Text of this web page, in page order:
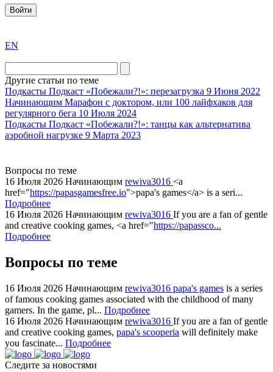
Войти
the
division
agent
watch
replica
showcases
substantial
areas.
replica
bvlgari
watches
+maserati
online
for
sale.
hilarity
exceptional
method.
www.yvessaintlaurent.to
with
the
EN
Другие статьи по теме
Подкасты Подкаст «Побежали?!»: перезагрузка 9 Июня 2022
Начинающим Марафон с доктором, или 100 лайфхаков для
регулярного бега 10 Июля 2024
Подкасты Подкаст «Побежали?!»: танцы как альтернатива
аэробной нагрузке 9 Марта 2023
Вопросы по теме
16 Июля 2026 Начинающим rewiva3016 <a
href="https://papasgamesfree.io">papa's games</a> is a seri...
Подробнее
16 Июля 2026 Начинающим rewiva3016 If you are a fan of gentle
and creative cooking games, <a href="https://papassco...
Подробнее
Вопросы по теме
16 Июля 2026 Начинающим rewiva3016 papa's games is a series
of famous cooking games associated with the childhood of many
gamers. In the game, pl... Подробнее
16 Июля 2026 Начинающим rewiva3016 If you are a fan of gentle
and creative cooking games, papa's scooperia will definitely make
you fascinate... Подробнее
Следите за новостями